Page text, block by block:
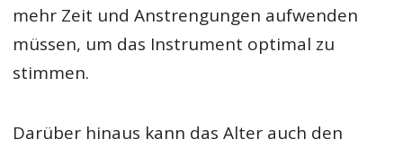
mehr Zeit und Anstrengungen aufwenden
müssen, um das Instrument optimal zu
stimmen.
Darüber hinaus kann das Alter auch den